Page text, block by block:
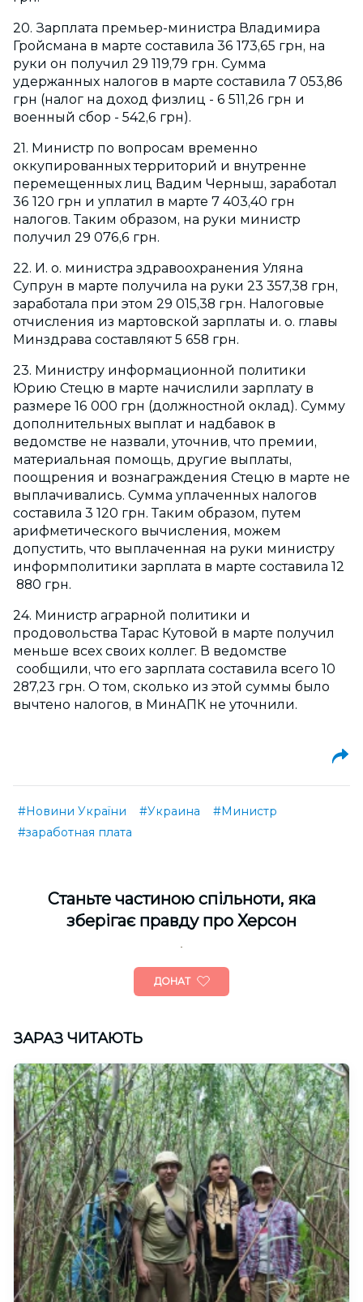
20. Зарплата премьер-министра Владимира
Гройсмана в марте составила 36 173,65 грн, на
руки он получил 29 119,79 грн. Сумма
удержанных налогов в марте составила 7 053,86
грн (налог на доход физлиц - 6 511,26 грн и
военный сбор - 542,6 грн).
21. Министр по вопросам временно
оккупированных территорий и внутренне
перемещенных лиц Вадим Черныш, заработал
36 120 грн и уплатил в марте 7 403,40 грн
налогов. Таким образом, на руки министр
получил 29 076,6 грн.
22. И. о. министра здравоохранения Уляна
Супрун в марте получила на руки 23 357,38 грн,
заработала при этом 29 015,38 грн. Налоговые
отчисления из мартовской зарплаты и. о. главы
Минздрава составляют 5 658 грн.
23. Министру информационной политики
Юрию Стецю в марте начислили зарплату в
размере 16 000 грн (должностной оклад). Сумму
дополнительных выплат и надбавок в
ведомстве не назвали, уточнив, что премии,
материальная помощь, другие выплаты,
поощрения и вознаграждения Стецю в марте не
выплачивались. Сумма уплаченных налогов
составила 3 120 грн. Таким образом, путем
арифметического вычисления, можем
допустить, что выплаченная на руки министру
информполитики зарплата в марте составила 12
880 грн.
24. Министр аграрной политики и
продовольства Тарас Кутовой в марте получил
меньше всех своих коллег. В ведомстве
сообщили, что его зарплата составила всего 10
287,23 грн. О том, сколько из этой суммы было
вычтено налогов, в МинАПК не уточнили.
#Новини України #Украина
#Министр
#заработная плата
Cтаньте частиною спільноти, яка
зберігає правду про Херсон
ДОНАТ
ЗАРАЗ ЧИТАЮТЬ